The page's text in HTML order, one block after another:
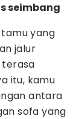
seimbang
yang
jalur
itu, kamu
antara
sofa yang